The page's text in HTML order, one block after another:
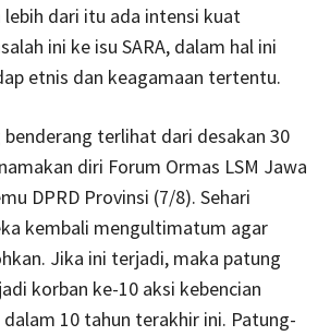
lebih dari itu ada intensi kuat
ini ke isu SARA, dalam hal ini
etnis dan keagamaan tertentu.
terlihat dari desakan 30
diri Forum Ormas LSM Jawa
DPRD Provinsi (7/8). Sehari
kembali mengultimatum agar
Jika ini terjadi, maka patung
korban ke-10 aksi kebencian
10 tahun terakhir ini. Patung-